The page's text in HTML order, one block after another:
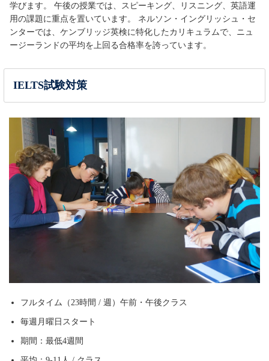
学びます。 午後の授業では、スピーキング、リスニング、英語運
用の課題に重点を置いています。 ネルソン・イングリッシュ・セ
ンターでは、ケンブリッジ英検に特化したカリキュラムで、ニュ
ージーランドの平均を上回る合格率を誇っています。
IELTS試験対策
フルタイム（23時間 / 週）午前・午後クラス
毎週月曜日スタート
期間：最低4週間